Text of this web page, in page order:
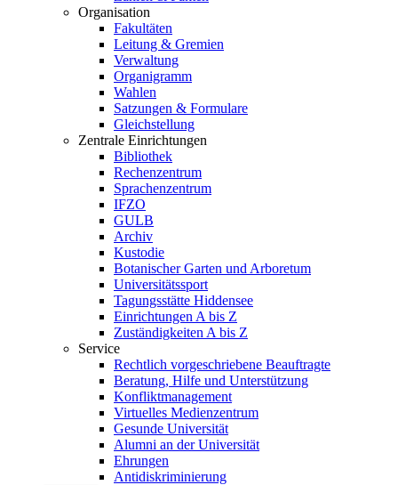
Organisation
Fakultäten
Leitung & Gremien
Verwaltung
Organigramm
Wahlen
Satzungen & Formulare
Gleichstellung
Zentrale Einrichtungen
Bibliothek
Rechenzentrum
Sprachenzentrum
IFZO
GULB
Archiv
Kustodie
Botanischer Garten und Arboretum
Universitätssport
Tagungsstätte Hiddensee
Einrichtungen A bis Z
Zuständigkeiten A bis Z
Service
Rechtlich vorgeschriebene Beauftragte
Beratung, Hilfe und Unterstützung
Konfliktmanagement
Virtuelles Medienzentrum
Gesunde Universität
Alumni an der Universität
Ehrungen
Antidiskriminierung